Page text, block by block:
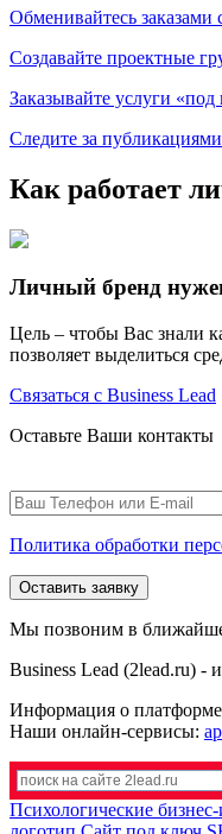
Обменивайтесь заказами
Создавайте проектные
Заказывайте услуги
Следите за
Как работает
Личный бренд
Цель – чтобы Вас знали
позволяет выделиться
Связаться с Business Lead
Оставьте Ваши контакты
Политика обработки
Оставить заявку
Мы позвоним в
Business Lead (2lead.ru)
Информация о платформе
Наши онлайн-сервисы:
Психологические